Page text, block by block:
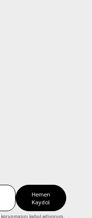
Hemen
Kaydol
korunmasını kabul ediyorum.